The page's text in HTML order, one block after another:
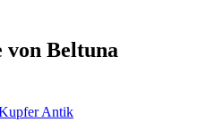
Beltuna
Antik